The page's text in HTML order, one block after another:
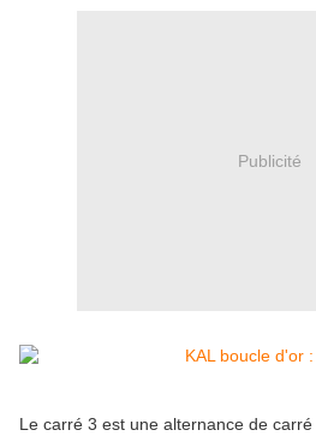
Publicité
Le carré 3 est une alternance de